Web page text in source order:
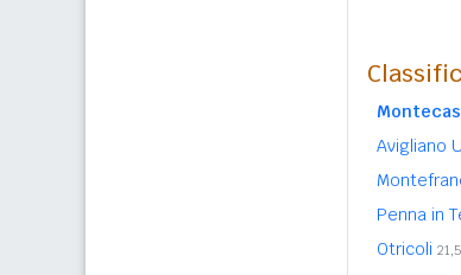
Avigliano
Penna in
Otricoli